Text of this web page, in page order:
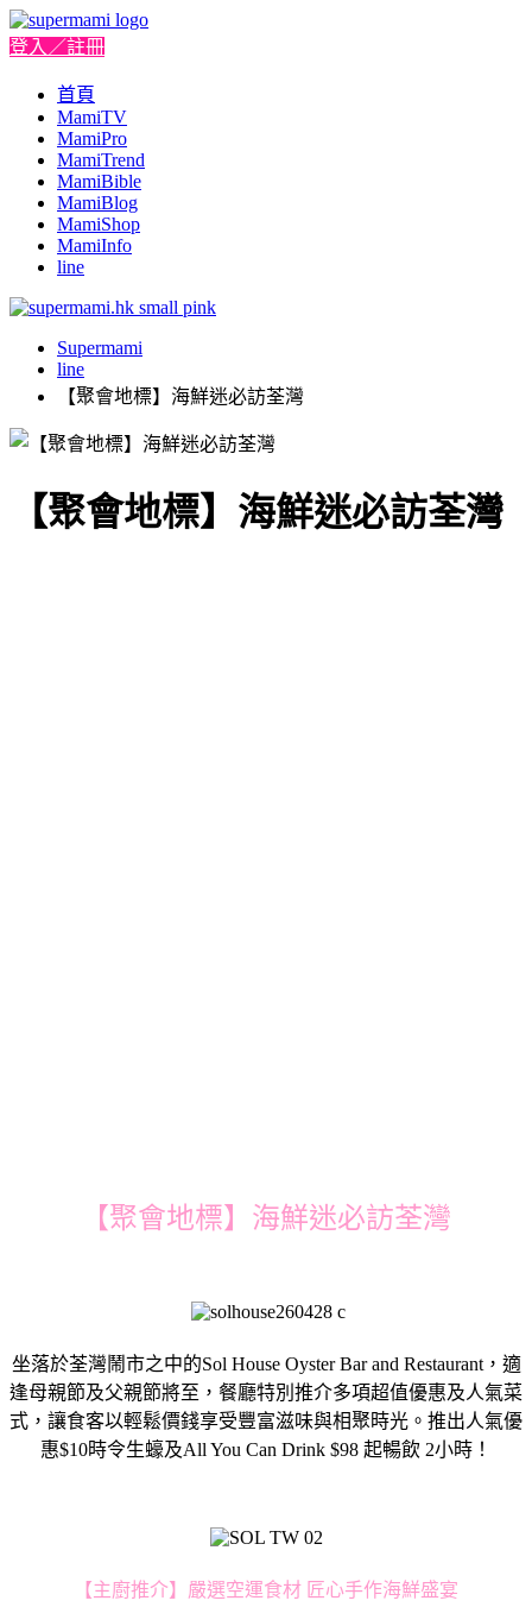
登入／註冊
首頁
MamiTV
MamiPro
MamiTrend
MamiBible
MamiBlog
MamiShop
MamiInfo
line
Supermami
line
【聚會地標】海鮮迷必訪荃灣
【聚會地標】海鮮迷必訪荃灣
【聚會地標】海鮮迷必訪荃灣
坐落於荃灣鬧市之中的Sol House Oyster Bar and Restaurant，適
逢⺟親節及⽗親節將⾄，餐廳特別推介多項超值優惠及⼈氣菜
式，讓食客以輕鬆價錢享受豐富滋味與相聚時光。推出人氣優
惠$10時令生蠔及All You Can Drink $98 起暢飲 2小時！
【主廚推介】嚴選空運食材 匠⼼⼿作海鮮盛宴